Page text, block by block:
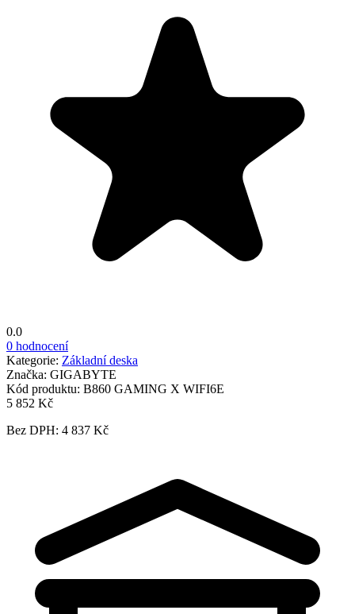
0.0
0 hodnocení
Kategorie: Základní deska
Značka: GIGABYTE
Kód produktu: B860 GAMING X WIFI6E
5 852 Kč
Bez DPH: 4 837 Kč